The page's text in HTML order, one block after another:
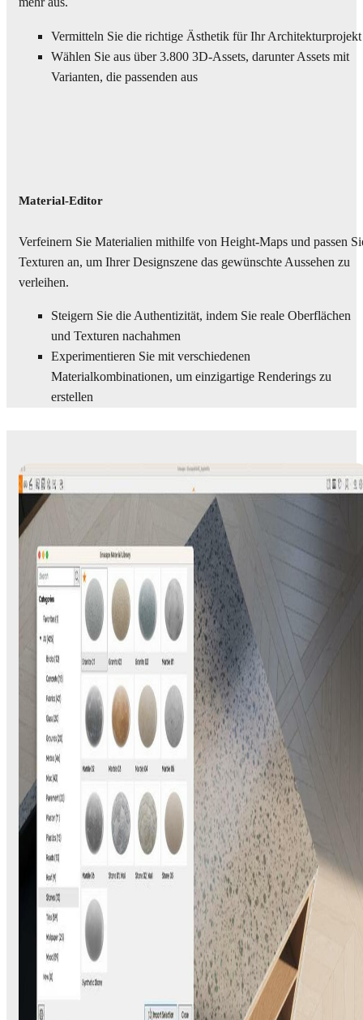
Vermitteln Sie die richtige Ästhetik für Ihr Architekturprojekt
Wählen Sie aus über 3.800 3D-Assets, darunter Assets mit
Varianten, die passenden aus
Material-Editor
Verfeinern Sie Materialien mithilfe von Height-Maps und passen
Texturen an, um Ihrer Designszene das gewünschte Aussehen zu
verleihen.
Steigern Sie die Authentizität, indem Sie reale Oberflächen
und Texturen nachahmen
Experimentieren Sie mit verschiedenen
Materialkombinationen, um einzigartige Renderings zu
erstellen